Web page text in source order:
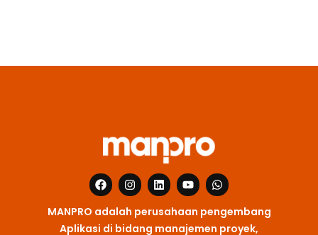
F
a
e
b
I
n
t
a
L
i
k
e
Y
o
t
u
W
h
t
s
MANPRO adalah perusahaan pengembang
Aplikasi di bidang manajemen proyek,